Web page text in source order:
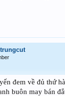
đem về đủ thứ
buôn may bán